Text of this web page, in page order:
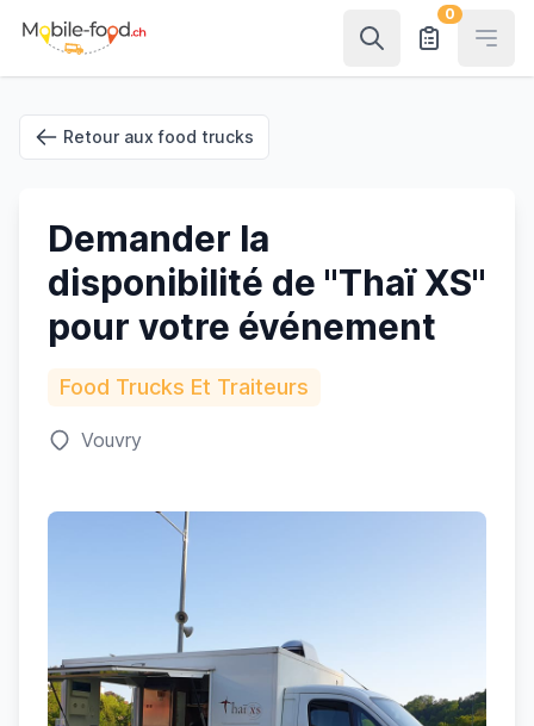
0
Retour aux food trucks
Demander la
disponibilité de "Thaï XS"
pour votre événement
Food Trucks Et Traiteurs
Vouvry